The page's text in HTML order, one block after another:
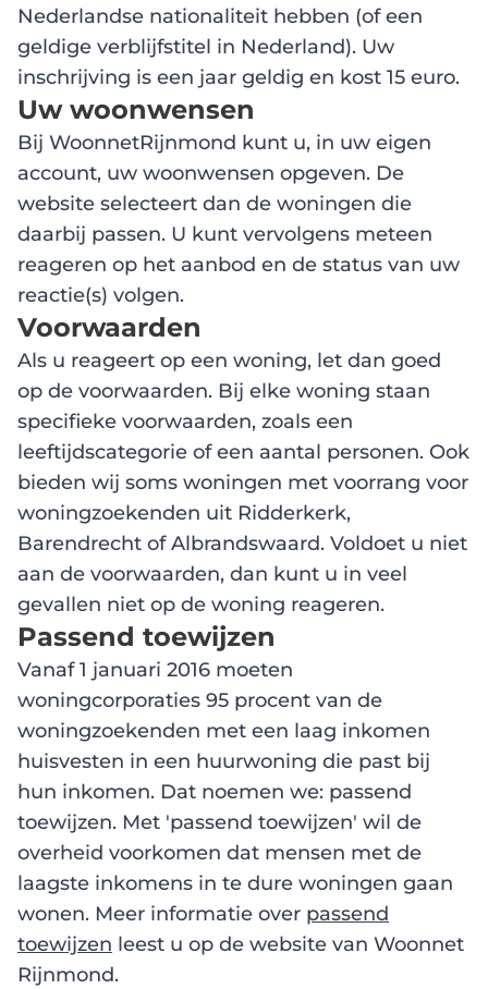
Nederlandse nationaliteit hebben (of een
geldige verblijfstitel in Nederland). Uw
inschrijving is een jaar geldig en kost 15 euro.
Uw woonwensen
Bij WoonnetRijnmond kunt u, in uw eigen
account, uw woonwensen opgeven. De
website selecteert dan de woningen die
daarbij passen. U kunt vervolgens meteen
reageren op het aanbod en de status van uw
reactie(s) volgen.
Voorwaarden
Als u reageert op een woning, let dan goed
op de voorwaarden. Bij elke woning staan
specifieke voorwaarden, zoals een
leeftijdscategorie of een aantal personen. Ook
bieden wij soms woningen met voorrang voor
woningzoekenden uit Ridderkerk,
Barendrecht of Albrandswaard. Voldoet u niet
aan de voorwaarden, dan kunt u in veel
gevallen niet op de woning reageren.
Passend toewijzen
Vanaf 1 januari 2016 moeten
woningcorporaties 95 procent van de
woningzoekenden met een laag inkomen
huisvesten in een huurwoning die past bij
hun inkomen. Dat noemen we: passend
toewijzen. Met 'passend toewijzen' wil de
overheid voorkomen dat mensen met de
laagste inkomens in te dure woningen gaan
wonen. Meer informatie over passend
toewijzen leest u op de website van Woonnet
Rijnmond.